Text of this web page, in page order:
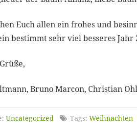
Euch allen ein frohes und
bestimmt sehr viel besseres Jahr
Bruno Marcon, Christian
Uncategorized Tags: Weihnachten